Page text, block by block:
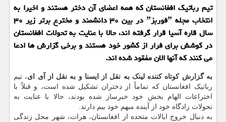
تیم رباتیک افغانستان که همه اعضای آن دختر هستند و اخیرا به
انتخاب مجله ˮفوربزˮ در بین ۳۰ دانشمند و مخترع برتر زیر ۳۰
سال قاره آسیا قرار گرفته اند، حالا با عنایت به تحولات افغانستان
در کوشش برای فرار از کشور خود هستند و برخی گزارش ها ادعا
می کنند که آنها الان مفقود شده اند.
به گزارش کوتاه کننده لینک به نقل از ایسنا و به نقل از آی ای، تیم
رباتیک افغانستان که تماماً از دختران تشکیل شده است، و قبلاً با
اختراعات الهام بخش خود خبرساز شده بودند، حالا با عنایت به
تحولات زادگاه خود از آینده مبهم خود بیم دارند.
به دنبال خروج ایالات متحده از افغانستان، هرات، شهر محل زندگی